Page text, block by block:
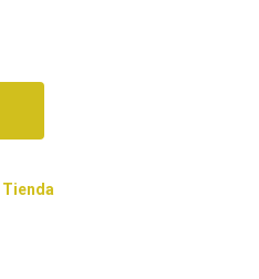
Tienda